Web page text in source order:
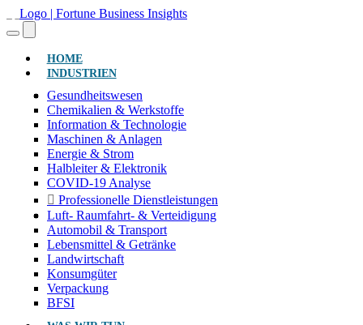
HOME(AKTUELL)
INDUSTRIEN
Gesundheitswesen
Chemikalien & Werkstoffe
Information & Technologie
Maschinen & Anlagen
Energie & Strom
Halbleiter & Elektronik
COVID-19 Analyse
Professionelle Dienstleistungen
Luft- Raumfahrt- & Verteidigung
Automobil & Transport
Lebensmittel & Getränke
Landwirtschaft
Konsumgüter
Verpackung
BFSI